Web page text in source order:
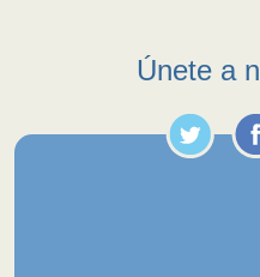
Únete a